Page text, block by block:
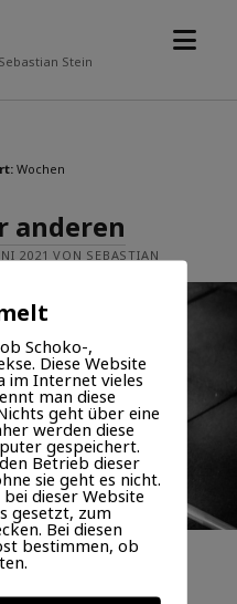
Stein
Menü
Wochen
anderen
2021 VON SEBASTIAN
4. Sonntag
Schoko-,
Diese Website
im Internet vieles
man diese
geht über eine
werden diese
gespeichert.
Betrieb dieser
sie geht es nicht.
dieser Website
gesetzt, zum
Bei diesen
bestimmen, ob